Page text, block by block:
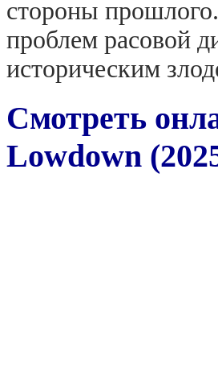
стороны
проблем расовой
историческим
Смотреть
Lowdown